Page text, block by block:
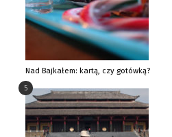
Nad Bajkałem: kartą, czy gotówką?
5